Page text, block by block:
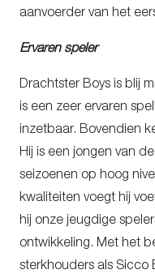
aanvoerder van het
Ervaren speler
Drachtster Boys is blij
is een zeer ervaren
inzetbaar. Bovendien
Hij is een jongen van
seizoenen op hoog
kwaliteiten voegt hij
hij onze jeugdige
ontwikkeling. Met het
sterkhouders als Sicco